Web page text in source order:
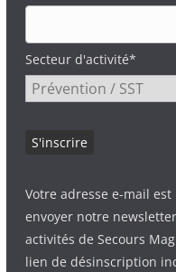
Secteur d'activité*
Votre adresse e-mail
envoyer notre
activités de Secours
lien de désinscription